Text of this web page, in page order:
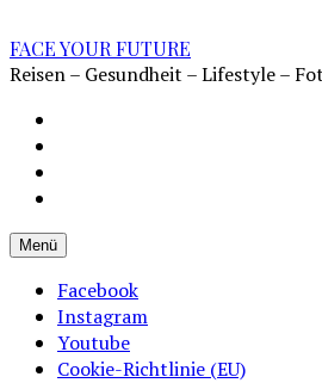
Inhalt
überspringen
FACE YOUR FUTURE
Reisen – Gesundheit – Lifestyle –
(EU)
Menü
Facebook
Instagram
Youtube
Cookie-Richtlinie (EU)